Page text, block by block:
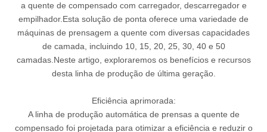
a quente de compensado com carregador, descarregador e
empilhador.Esta solução de ponta oferece uma variedade de
máquinas de prensagem a quente com diversas capacidades
de camada, incluindo 10, 15, 20, 25, 30, 40 e 50
camadas.Neste artigo, exploraremos os benefícios e recursos
desta linha de produção de última geração.
Eficiência aprimorada:
A linha de produção automática de prensas a quente de
compensado foi projetada para otimizar a eficiência e reduzir o